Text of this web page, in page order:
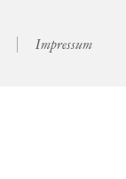
Impressum